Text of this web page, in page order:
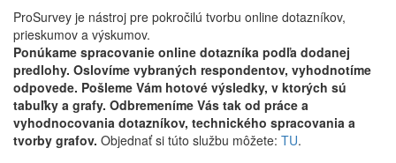
ProSurvey je nástroj pre pokročilú tvorbu online dotazníkov,
prieskumov a výskumov.
Ponúkame spracovanie online dotazníka podľa dodanej
predlohy. Oslovíme vybraných respondentov, vyhodnotíme
odpovede. Pošleme Vám hotové výsledky, v ktorých sú
tabuľky a grafy. Odbremeníme Vás tak od práce a
vyhodnocovania dotazníkov, technického spracovania a
tvorby grafov. Objednať si túto službu môžete: TU.